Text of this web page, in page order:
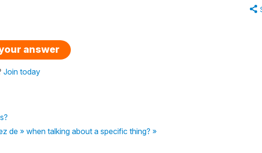
answer
Join today
de » when talking about a specific thing? »